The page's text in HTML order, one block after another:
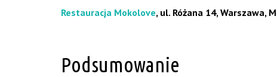
Restauracja Mokolove, ul. Różana 14, Warszawa,
Podsumowanie